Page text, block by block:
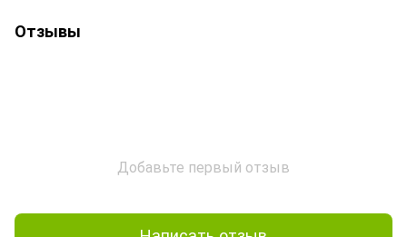
Отзывы
Добавьте первый отзыв